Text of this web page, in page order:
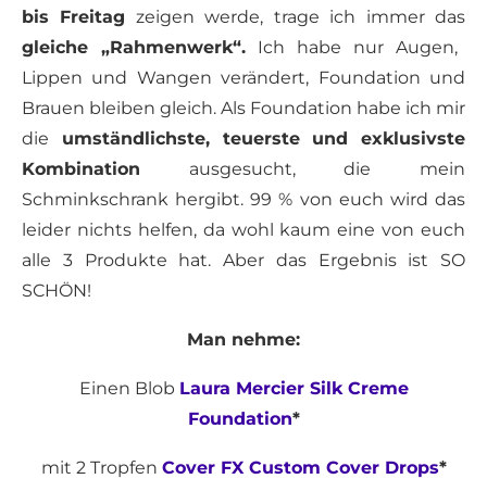
bis Freitag zeigen werde, trage ich immer das
gleiche „Rahmenwerk“. Ich habe nur Augen,
Lippen und Wangen verändert, Foundation und
Brauen bleiben gleich. Als Foundation habe ich mir
die umständlichste, teuerste und exklusivste
Kombination ausgesucht, die mein
Schminkschrank hergibt. 99 % von euch wird das
leider nichts helfen, da wohl kaum eine von euch
alle 3 Produkte hat. Aber das Ergebnis ist SO
SCHÖN!
Man nehme:
Einen Blob Laura Mercier Silk Creme
Foundation*
mit 2 Tropfen Cover FX Custom Cover Drops*